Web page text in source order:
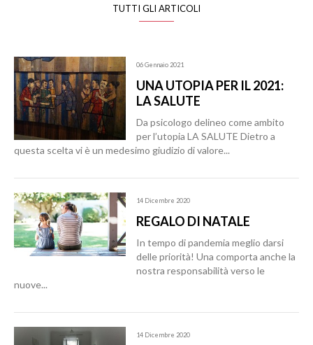
TUTTI GLI ARTICOLI
06 Gennaio 2021
UNA UTOPIA PER IL 2021:
LA SALUTE
Da psicologo delineo come ambito
per l’utopia LA SALUTE Dietro a
questa scelta vi è un medesimo giudizio di valore...
14 Dicembre 2020
REGALO DI NATALE
In tempo di pandemia meglio darsi
delle priorità! Una comporta anche la
nostra responsabilità verso le
nuove...
14 Dicembre 2020